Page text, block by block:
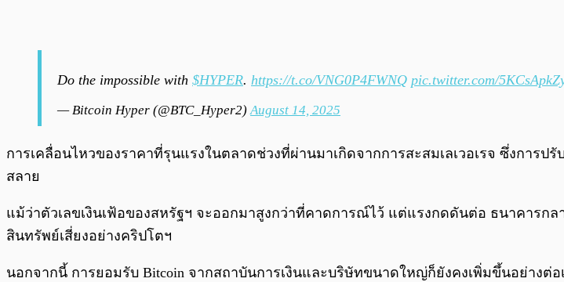
Do the impossible with $HYPER. https://t.co/VNG0P4FWNQ pic.twitter.com/
— Bitcoin Hyper (@BTC_Hyper2)August 14, 2025
การเคลื่อนไหวของราคาที่รุนแรงในตลาดช่วงที่ผ่านมาเกิดจากการสะสมเลเวอเรจ ซึ่งกา
สลาย
แม้ว่าตัวเลขเงินเฟ้อของสหรัฐฯ จะออกมาสูงกว่าที่คาดการณ์ไว้ แต่แรงกดดันต่อ ธนาคารก
สินทรัพย์เสี่ยงอย่างคริปโตฯ
นอกจากนี้ การยอมรับ Bitcoin จากสถาบันการเงินและบริษัทขนาดใหญ่ก็ยังคงเพิ่มขึ้นอย่าง